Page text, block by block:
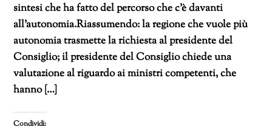
sintesi che ha fatto del percorso che c’è davanti
all’autonomia.Riassumendo: la regione che vuole più
autonomia trasmette la richiesta al presidente del
Consiglio; il presidente del Consiglio chiede una
valutazione al riguardo ai ministri competenti, che
hanno […]
Condividi: